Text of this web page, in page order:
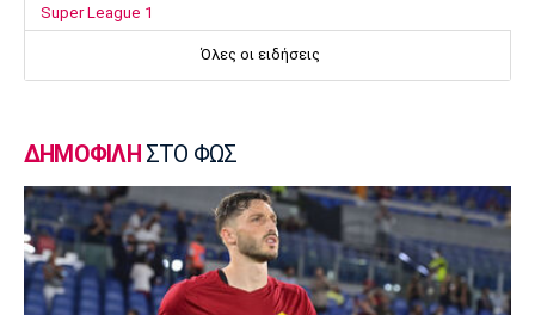
Super League 1
Επιστρέφει αύριο στη Θεσσαλονίκη ο
Επίσημα στον Άρη ο Άνταμ Μοκόκα
23:35
Europa League
Μπρούνο: «Δουλέψαμε καλά στην άμυνα»
23:32
Όλες οι ειδήσεις
ΔΗΜΟΦΙΛΗ ΣΤΟ ΦΩΣ